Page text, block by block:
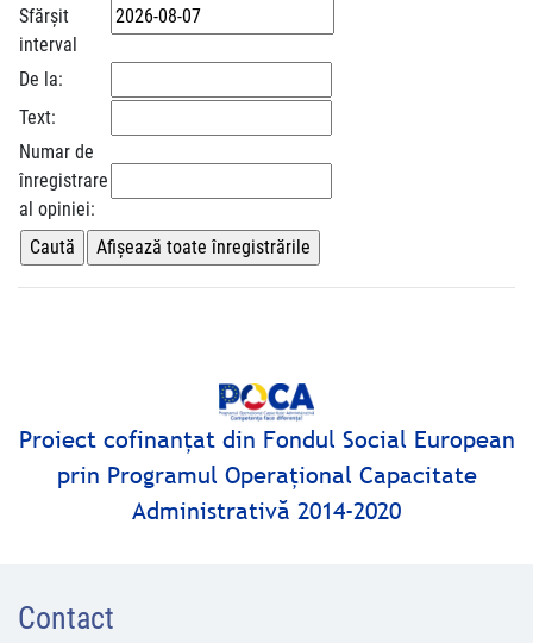
Sfărșit
interval
De la:
Text:
Numar de
înregistrare
al opiniei:
Proiect cofinanţat din Fondul Social European
prin Programul Operaţional Capacitate
Administrativă 2014-2020
Contact